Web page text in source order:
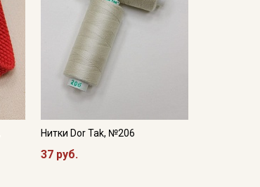
Нитки Dor Tak, №206
37 руб.